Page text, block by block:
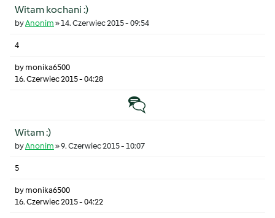
Witam kochani :)
byAnonim »14. Czerwiec 2015 - 09:54
4
by monika6500
16. Czerwiec 2015 - 04:28
Temat zwyczajny
Witam :)
byAnonim »9. Czerwiec 2015 - 10:07
5
by monika6500
16. Czerwiec 2015 - 04:22